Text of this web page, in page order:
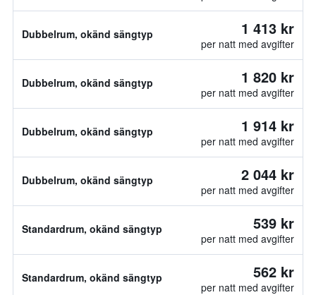
Dubbelrum, okänd sängtyp 1 413 kr
per natt med avgifter
Dubbelrum, okänd sängtyp 1 820 kr
per natt med avgifter
Dubbelrum, okänd sängtyp 1 914 kr
per natt med avgifter
Dubbelrum, okänd sängtyp 2 044 kr
per natt med avgifter
Standardrum, okänd sängtyp 539 kr
per natt med avgifter
Standardrum, okänd sängtyp 562 kr
per natt med avgifter